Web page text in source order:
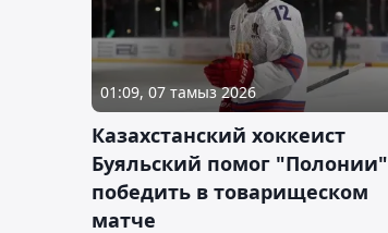
01:09, 07 тамыз 2026
Казахстанский хоккеист
Буяльский помог "Полонии"
победить в товарищеском
матче